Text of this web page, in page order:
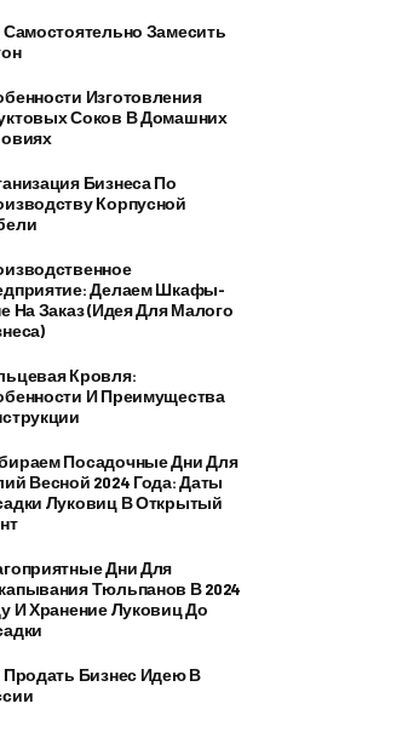
Самостоятельно Замесить
Изготовления
Соков В Домашних
Бизнеса По
Корпусной
Делаем Шкафы-
На Заказ (идея Для Малого
Кровля:
И Преимущества
Посадочные Дни Для
Весной 2024 Года: Даты
Луковиц В Открытый
Дни Для
Тюльпанов В 2024
И Хранение Луковиц До
Продать Бизнес Идею В